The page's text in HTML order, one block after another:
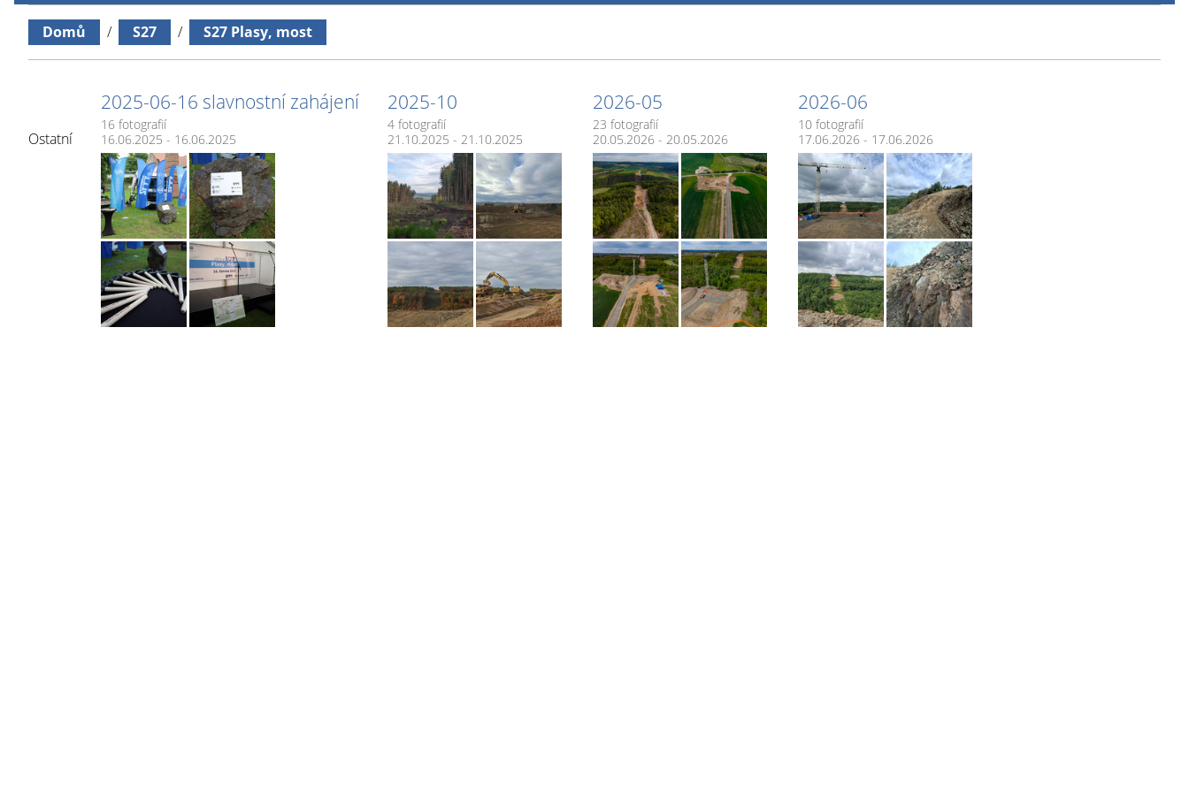
Domů / S27 / S27 Plasy, most
Ostatní
2025-06-16 slavnostní zahájení
16 fotografií
16.06.2025 - 16.06.2025
2025-10
4 fotografií
21.10.2025 - 21.10.2025
2026-05
23 fotografií
20.05.2026 - 20.05.2026
2026-06
10 fotografií
17.06.2026 - 17.06.2026